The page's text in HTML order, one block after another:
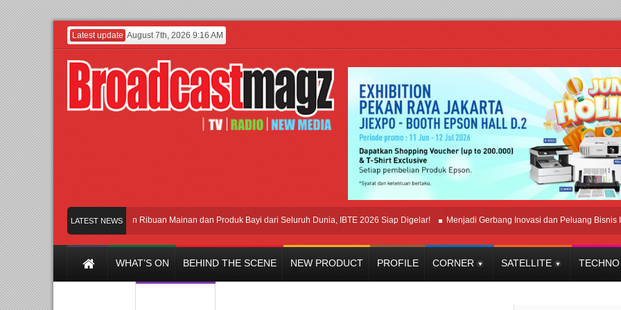
Latest update August 7th, 2026 9:16 AM
LATEST NEWS
Meramaikan Jakarta dengan Ribuan Mainan dan Produk Bayi dari Seluruh Dunia, IBTE 2026 Siap Digelar! Menjadi Gerbang Inovasi dan Peluang Bisnis
WHAT’S ON BEHIND THE SCENE NEW PRODUCT PROFILE CORNER SATELLITE TECHNO